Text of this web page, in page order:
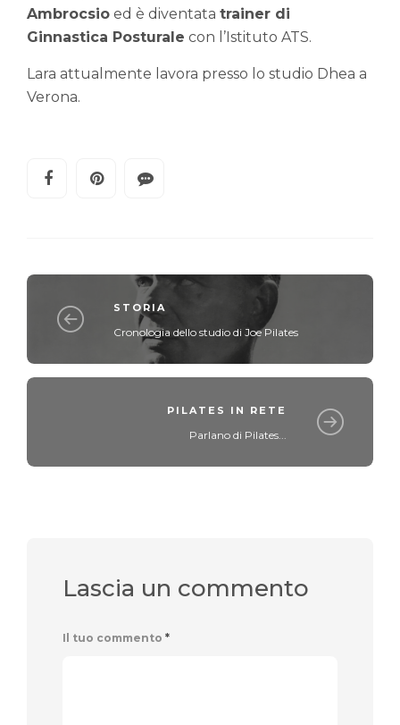
Ambrocsio ed è diventata trainer di
Ginnastica Posturale con l’Istituto ATS.
Lara attualmente lavora presso lo studio Dhea a
Verona.
STORIA
Cronologia dello studio di Joe Pilates
PILATES IN RETE
Parlano di Pilates...
Lascia un commento
Il tuo commento *